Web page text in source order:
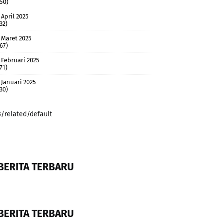
April 2025
Maret 2025
Februari 2025
Januari 2025
related/default
TERBARU
TERBARU